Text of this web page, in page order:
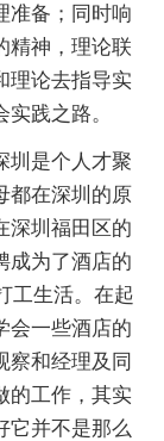
准备；同时响
精神，理论联
理论去指导实
践之路。
圳是个人才聚
都在深圳的原
深圳福田区的
成为了酒店的
工生活。在起
会一些酒店的
察和经理及同
的工作，其实
它并不是那么